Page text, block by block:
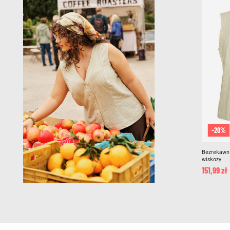
-20%
wiskozy
151,99 zł